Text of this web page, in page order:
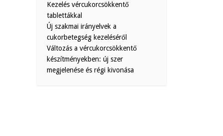
Kezelés vércukorcsökkentő
tablettákkal
Új szakmai irányelvek a
cukorbetegség kezeléséről
Változás a vércukorcsökkentő
készítményekben: új szer
megjelenése és régi kivonása